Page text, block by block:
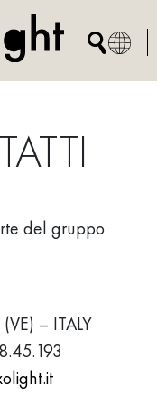
del gruppo
– ITALY